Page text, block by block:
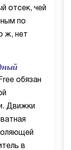
отсек, чей
по
ж, нет
обязан
Движки
в